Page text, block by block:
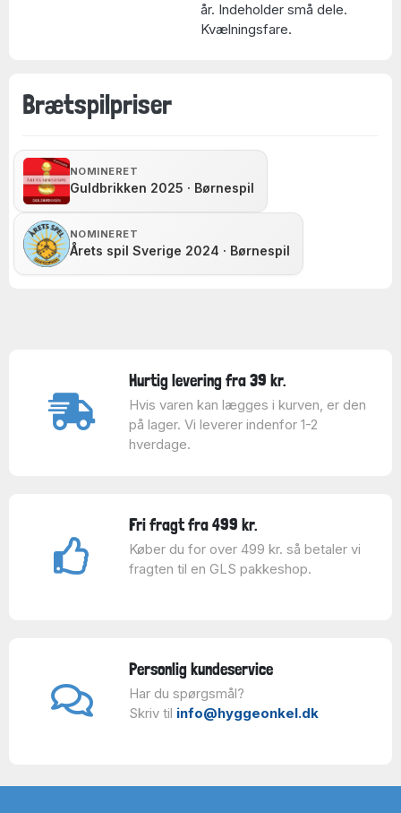
år. Indeholder små dele.
Kvælningsfare.
Brætspilpriser
NOMINERET
Guldbrikken 2025 · Børnespil
NOMINERET
Årets spil Sverige 2024 · Børnespil
Hurtig levering fra 39 kr.
Hvis varen kan lægges i kurven, er den
på lager. Vi leverer indenfor 1-2
hverdage.
Fri fragt fra 499 kr.
Køber du for over 499 kr. så betaler vi
fragten til en GLS pakkeshop.
Personlig kundeservice
Har du spørgsmål?
Skriv til info@hyggeonkel.dk